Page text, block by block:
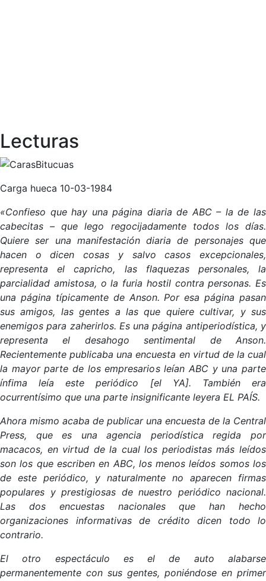
Lecturas
Carga hueca 10-03-1984
«Confieso que hay una página diaria de ABC – la de las
cabecitas – que lego regocijadamente todos los días.
Quiere ser una manifestación diaria de personajes que
hacen o dicen cosas y salvo casos excepcionales,
representa el capricho, las flaquezas personales, la
parcialidad amistosa, o la furia hostil contra personas. Es
una página típicamente de Anson. Por esa página pasan
sus amigos, las gentes a las que quiere cultivar, y sus
enemigos para zaherirlos. Es una página antiperiodística, y
representa el desahogo sentimental de Anson.
Recientemente publicaba una encuesta en virtud de la cual
la mayor parte de los empresarios leían ABC y una parte
ínfima leía este periódico [el YA]. También era
ocurrentísimo que una parte insignificante leyera EL PAÍS.
Ahora mismo acaba de publicar una encuesta de la Central
Press, que es una agencia periodística regida por
macacos, en virtud de la cual los periodistas más leídos
son los que escriben en ABC, los menos leídos somos los
de este periódico, y naturalmente no aparecen firmas
populares y prestigiosas de nuestro periódico nacional.
Las dos encuestas nacionales que han hecho
organizaciones informativas de crédito dicen todo lo
contrario.
El otro espectáculo es el de auto alabarse
permanentemente con sus gentes, poniéndose en primer